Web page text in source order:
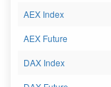
AEX Index
AEX Future
DAX Index